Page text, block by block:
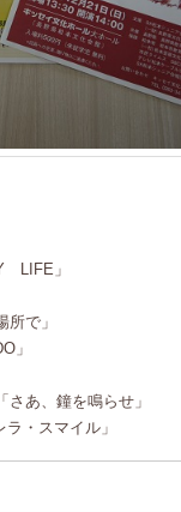
」
で」
、鐘を鳴らせ」
マイル」